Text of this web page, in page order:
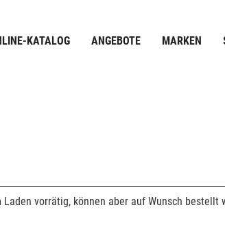
KATALOG ANGEBOTE MARKEN
vorrätig, können aber auf Wunsch